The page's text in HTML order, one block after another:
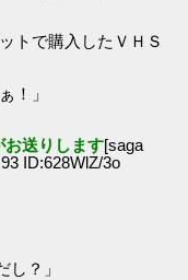
トで購入したＶＨＳ
！」
お送りします[saga
ID:628WlZ/3o
？」